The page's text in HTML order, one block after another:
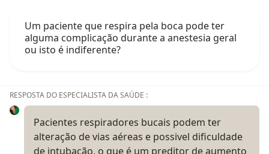
Um paciente que respira pela boca pode ter
alguma complicação durante a anestesia geral
ou isto é indiferente?
RESPOSTA DO ESPECIALISTA DA SAÚDE :
Pacientes respiradores bucais podem ter
alteração de vias aéreas e possivel dificuldade
de intubação, o que é um preditor de aumento